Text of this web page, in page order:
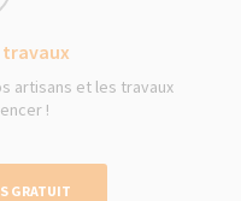
travaux
artisans et les travaux
!
GRATUIT